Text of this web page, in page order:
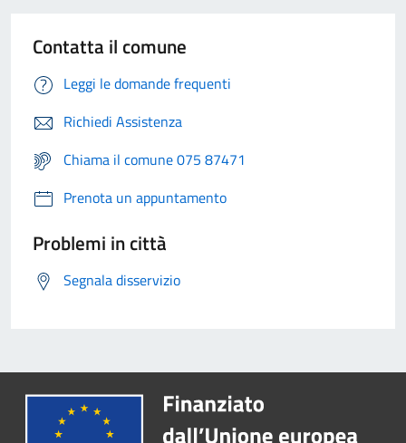
Contatta il comune
Leggi le domande frequenti
Richiedi Assistenza
Chiama il comune 075 87471
Prenota un appuntamento
Problemi in città
Segnala disservizio